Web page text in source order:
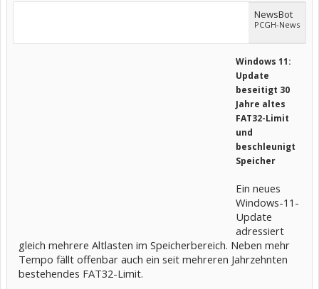
NewsBot
PCGH-News
Windows 11:
Update
beseitigt 30
Jahre altes
FAT32-Limit
und
beschleunigt
Speicher
Ein neues
Windows-11-
Update
adressiert
gleich mehrere Altlasten im Speicherbereich. Neben mehr
Tempo fällt offenbar auch ein seit mehreren Jahrzehnten
bestehendes FAT32-Limit.